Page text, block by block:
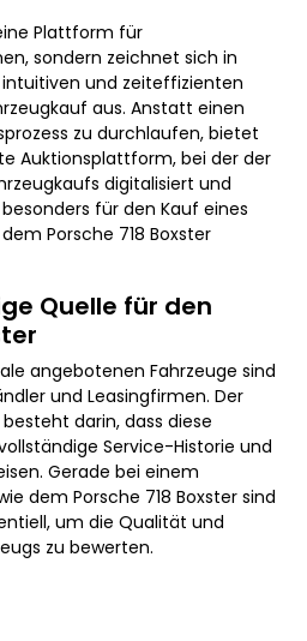
Plattform für
sondern zeichnet sich in
und zeiteffizienten
aus. Anstatt einen
zu durchlaufen, bietet
Auktionsplattform, bei der der
digitalisiert und
für den Kauf eines
Porsche 718 Boxster
Quelle für den
angebotenen Fahrzeuge sind
und Leasingfirmen. Der
darin, dass diese
Service-Historie und
Gerade bei einem
dem Porsche 718 Boxster sind
um die Qualität und
zu bewerten.